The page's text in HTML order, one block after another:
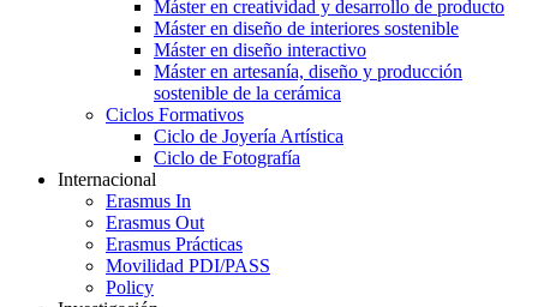
Máster en creatividad y desarrollo de producto
Máster en diseño de interiores sostenible
Máster en diseño interactivo
Máster en artesanía, diseño y producción
sostenible de la cerámica
Ciclos Formativos
Ciclo de Joyería Artística
Ciclo de Fotografía
Internacional
Erasmus In
Erasmus Out
Erasmus Prácticas
Movilidad PDI/PASS
Policy